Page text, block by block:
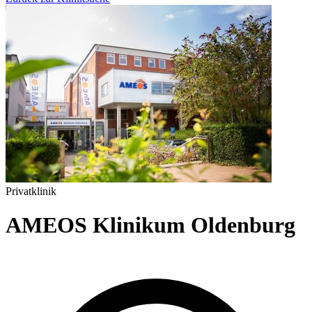
Privatklinik
AMEOS Klinikum Oldenburg